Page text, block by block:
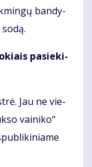
ban­dy­
pa­sie­ki­
Jau ne vie­
vai­ni­ko“